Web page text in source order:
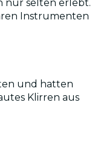
nur selten erlebt.
Instrumenten
und hatten
Klirren aus